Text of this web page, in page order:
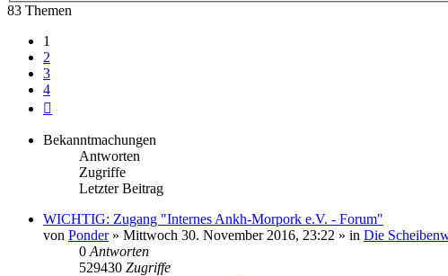
83 Themen
1
2
3
4
Bekanntmachungen
Antworten
Zugriffe
Letzter Beitrag
WICHTIG: Zugang "Internes Ankh-Morpork e.V. - Forum"
von Ponder» Mittwoch 30. November 2016, 23:22 » in Die
0 Antworten
529430 Zugriffe